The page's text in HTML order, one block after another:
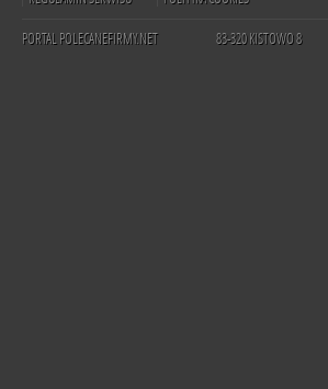
PORTAL POLECANEFIRMY.NET 83-320 KISTOWO 8